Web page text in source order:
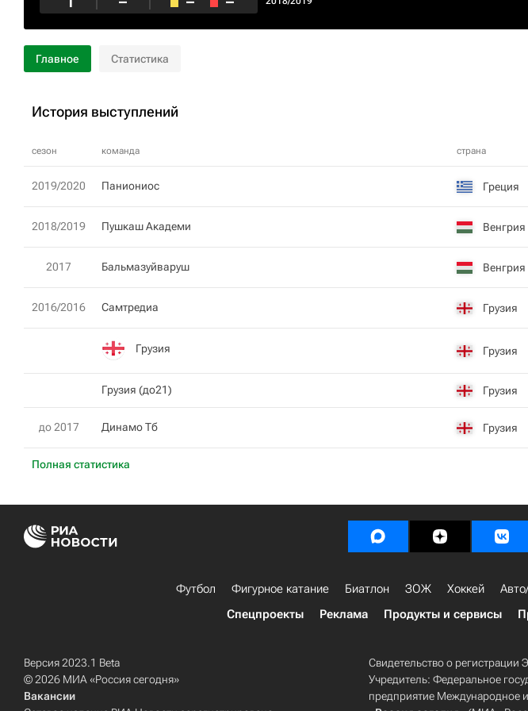
Главное Статистика
История выступлений
сезон команда страна
Полная статистика
2019/2020 Паниониос Греция
2018/2019 Пушкаш Академи Венгрия
2017 Бальмазуйваруш Венгрия
2016/2016 Самтредиа Грузия
Грузия Грузия
Грузия (до21) Грузия
до 2017 Динамо Тб Грузия
Футбол Фигурное катание Биатлон ЗОЖ Хоккей
Спецпроекты
Реклама Продукты и сервисы
Версия 2023.1 Beta
© 2026 МИА «Россия сегодня»
Вакансии
Свидетельство о
Учредитель: Федеральное
предприятие Международное